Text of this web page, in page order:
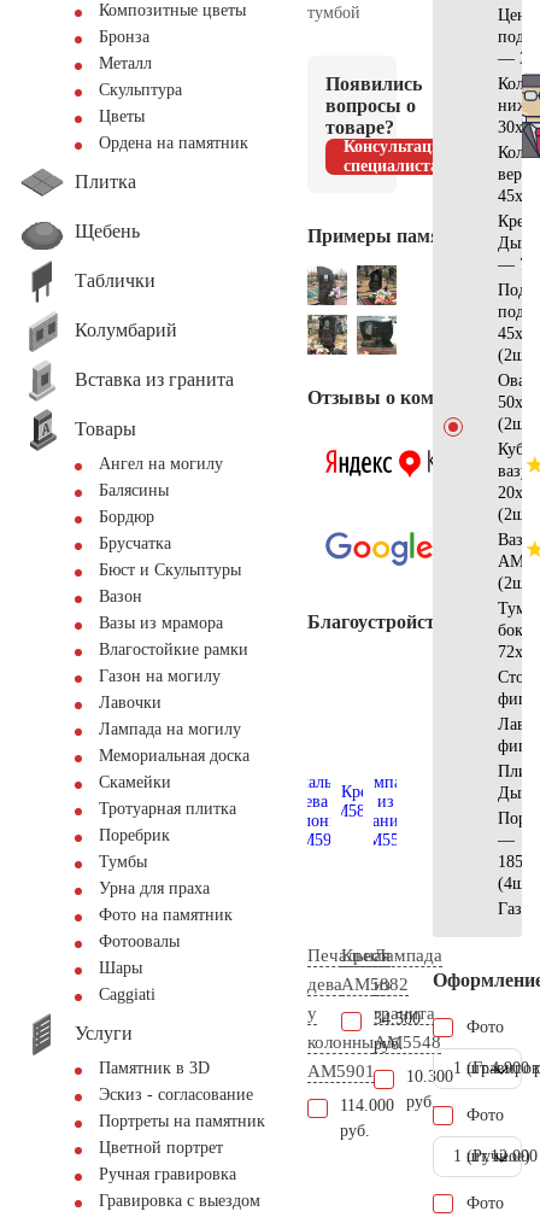
Композитные цветы
Бронза
Металл
Скульптура
Цветы
Ордена на памятник
Плитка
Щебень
Таблички
Колумбарий
Вставка из гранита
Товары
Ангел на могилу
Балясины
Бордюр
Брусчатка
Бюст и Скульптуры
Вазон
Вазы из мрамора
Влагостойкие рамки
Газон на могилу
Лавочки
Лампада на могилу
Мемориальная доска
Скамейки
Тротуарная плитка
Поребрик
Тумбы
Урна для праха
Фото на памятник
Фотоовалы
Шары
Сaggiati
Услуги
Памятник в 3D
Эскиз - согласование
Портреты на памятник
Цветной портрет
Ручная гравировка
Гравировка с выездом
тумбой
Появились
вопросы о
товаре?
Консультация
специалиста
Примеры памятников
Отзывы о компании
Благоустройство
Печальная
дева
у
колонны
AM5901
114.000
руб.
Крест
AM5882
34.500
руб.
Лампада
из
гранита
AM5548
10.300
руб.
—
30х25
45х20
Крест
—
под
(2шт)
(2шт)
вазу
(2шт)
Ваза
(2шт)
Стол
Лавка
—
(4шт)
Газон
Фото
1 шт.4.900
Фото
(Ручное)
1 шт.
Фото